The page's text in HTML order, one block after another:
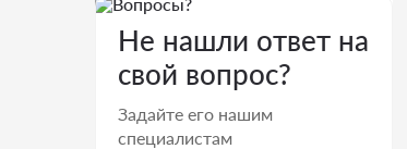
Не нашли ответ на
свой вопрос?
Задайте его нашим
специалистам